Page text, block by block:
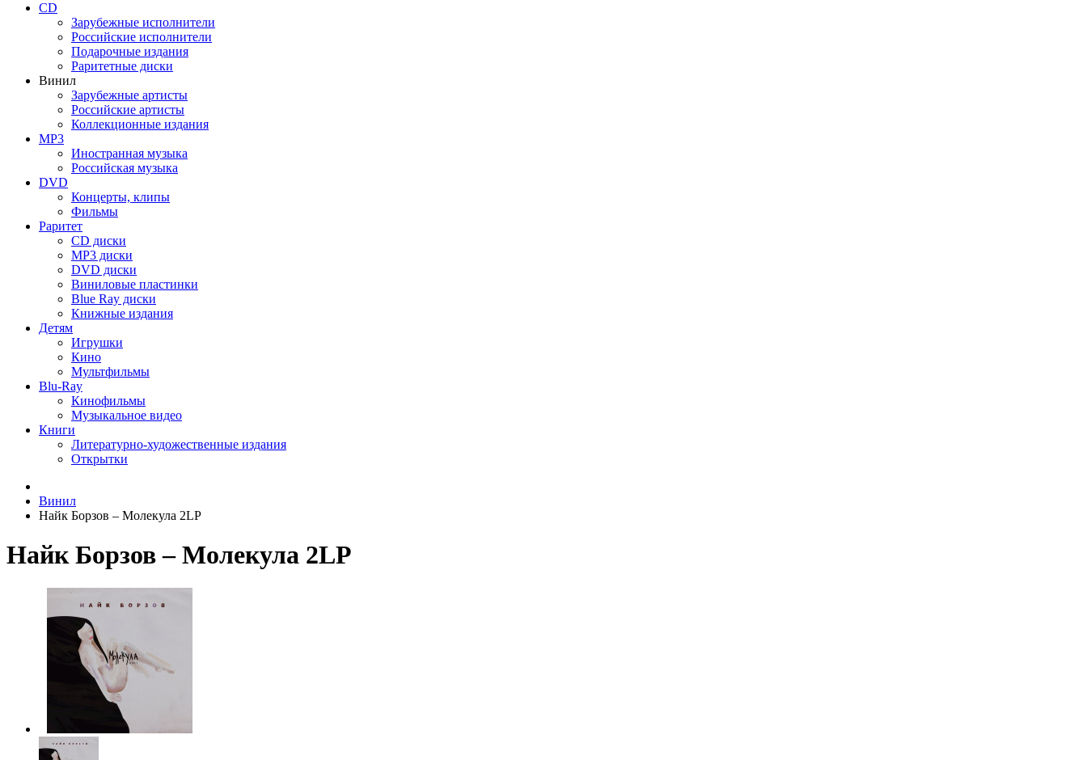
CD
Зарубежные исполнители
Российские исполнители
Подарочные издания
Раритетные диски
Винил
Зарубежные артисты
Российские артисты
Коллекционные издания
MP3
Иностранная музыка
Российская музыка
DVD
Концерты, клипы
Фильмы
Раритет
CD диски
MP3 диски
DVD диски
Виниловые пластинки
Blue Ray диски
Книжные издания
Детям
Игрушки
Кино
Мультфильмы
Blu-Ray
Кинофильмы
Музыкальное видео
Книги
Литературно-художественные издания
Открытки
Винил
Найк Борзов ‎– Молекула 2LP
Найк Борзов ‎– Молекула 2LP